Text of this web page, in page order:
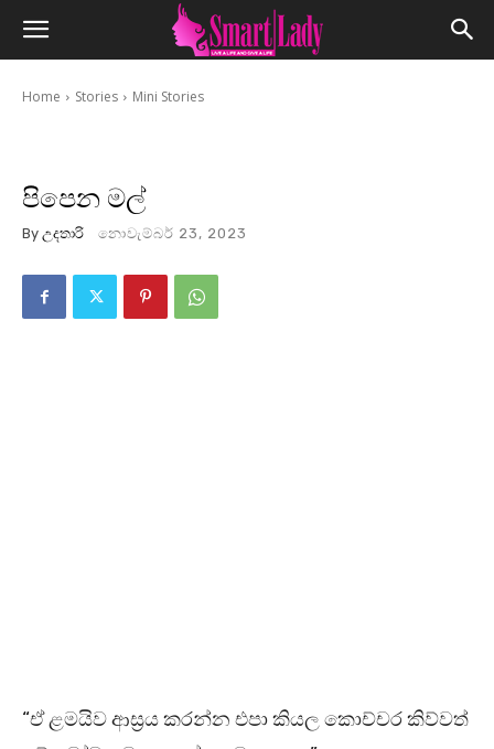
Home Stories Mini Stories
පිපෙන මල්
By උදතාරි නොවැම්බර් 23, 2023
“ඒ ළමයිව ආස්‍රය කරන්න එපා කියල කොච්චර කිව්වත්